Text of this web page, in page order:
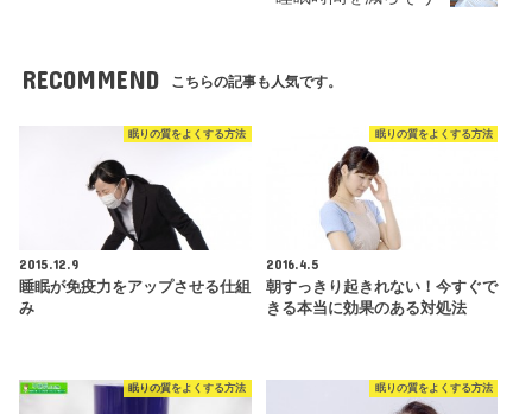
RECOMMEND こちらの記事も人気です。
眠りの質をよくする方法
2015.12.9
睡眠が免疫力をアップさせる仕組
み
眠りの質をよくする方法
2016.4.5
朝すっきり起きれない！今すぐで
きる本当に効果のある対処法
眠りの質をよくする方法 眠りの質をよくする方法